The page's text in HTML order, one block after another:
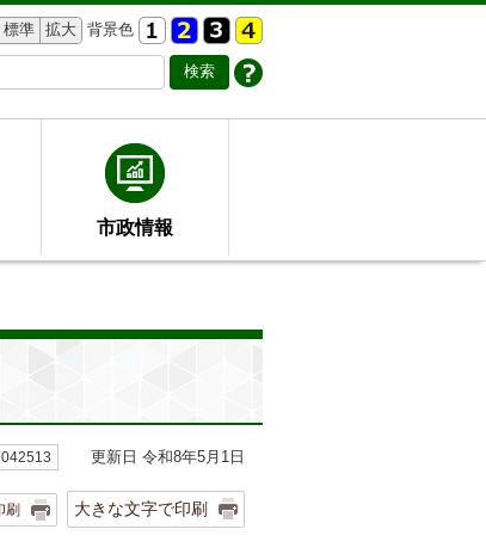
標準 拡大 背景色
市政情報
更新日 令和8年5月1日
刷 大きな文字で印刷